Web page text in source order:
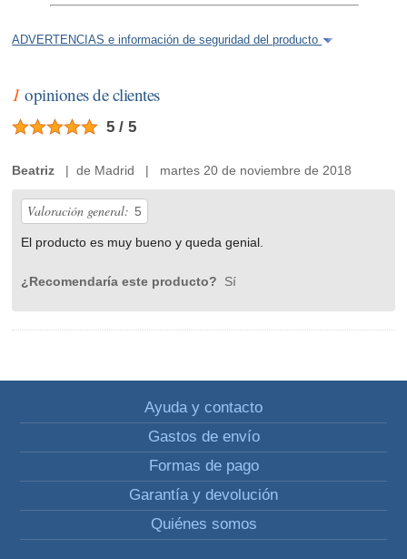
ADVERTENCIAS e información de seguridad del producto
1 opiniones de clientes
5 / 5
Beatriz | de Madrid | martes 20 de noviembre de 2018
Valoración general: 5
El producto es muy bueno y queda genial.
¿Recomendaría este producto? Sí
Ayuda y contacto
Gastos de envío
Formas de pago
Garantía y devolución
Quiénes somos